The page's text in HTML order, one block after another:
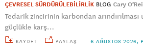
ÇEVRESEL SÜRDÜRÜLEBİLİRLİK BLOG Cary
Tedarik zincirinin karbondan
güçlükle karş...
KAYDET PAYLAŞ 6 AĞUSTOS 2026,